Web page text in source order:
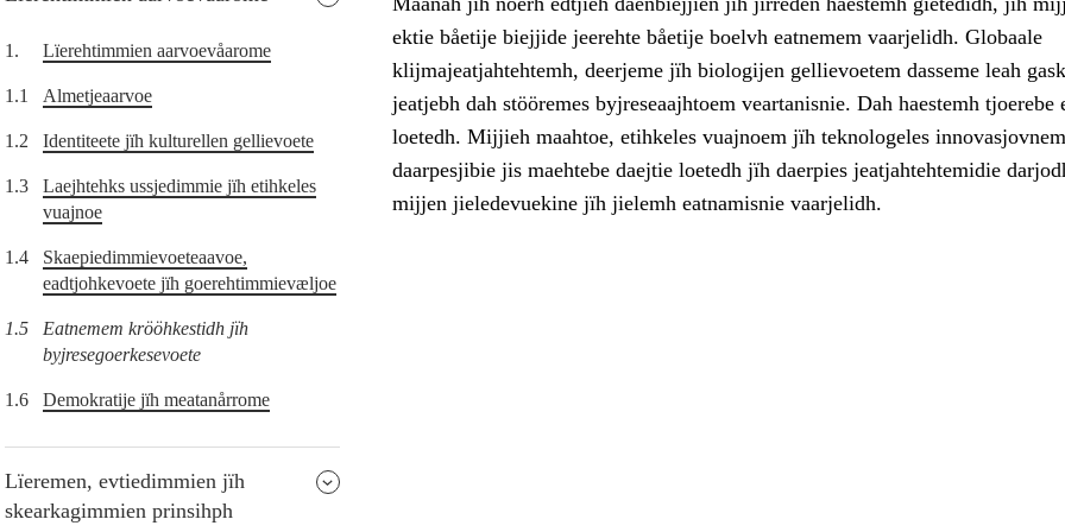
1. Lïerehtimmien aarvoevåarome
1.1 Almetjeaarvoe
1.2 Identiteete jïh kulturellen gellievoete
1.3
Laejhtehks ussjedimmie jïh etihkeles
vuajnoe
1.4
Skaepiedimmievoeteaavoe,
eadtjohkevoete jïh goerehtimmievæljoe
1.5
Eatnemem krööhkestidh jïh
byjresegoerkesevoete
1.6 Demokratije jïh meatanårrome
Lïeremen, evtiedimmien jïh
skearkagimmien prinsihph
ektie båetije biejjide jeerehte båetije boelvh eatnemem vaarjelidh. Globaale
klijmajeatjahtehtemh, deerjeme jïh biologijen gellievoetem dasseme leah
jeatjebh dah stööremes byjreseaajhtoem veartanisnie. Dah haestemh tjoerebe
loetedh. Mijjieh maahtoe, etihkeles vuajnoem jïh teknologeles innovasjovnem
daarpesjibie jis maehtebe daejtie loetedh jïh daerpies jeatjahtehtemidie
mijjen jieledevuekine jïh jielemh eatnamisnie vaarjelidh.